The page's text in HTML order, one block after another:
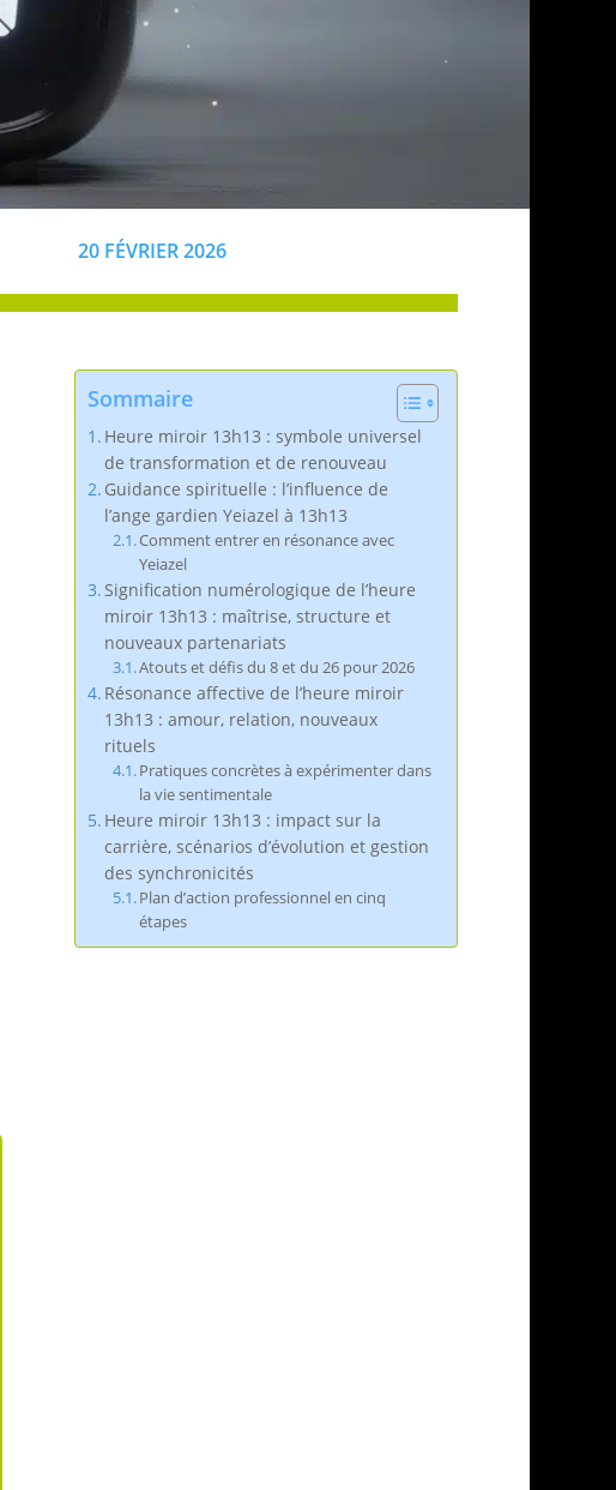
20 FÉVRIER 2026
Sommaire
Heure miroir 13h13 : symbole universel
de transformation et de renouveau
Guidance spirituelle : l’influence de
l’ange gardien Yeiazel à 13h13
Comment entrer en résonance avec
Yeiazel
Signification numérologique de l’heure
miroir 13h13 : maîtrise, structure et
nouveaux partenariats
Atouts et défis du 8 et du 26 pour 2026
Résonance affective de l’heure miroir
13h13 : amour, relation, nouveaux
rituels
Pratiques concrètes à expérimenter dans
la vie sentimentale
Heure miroir 13h13 : impact sur la
carrière, scénarios d’évolution et gestion
des synchronicités
Plan d’action professionnel en cinq
étapes